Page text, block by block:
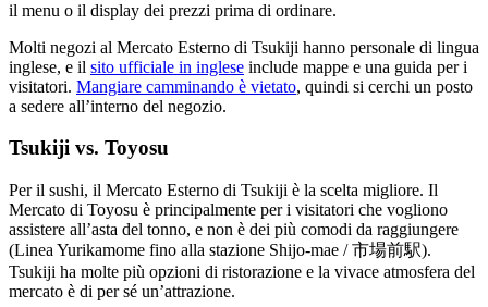
il menu o il display dei prezzi prima di ordinare.
Molti negozi al Mercato Esterno di Tsukiji hanno personale di lingua
inglese, e il sito ufficiale in inglese include mappe e una guida per i
visitatori. Mangiare camminando è vietato, quindi si cerchi un posto
a sedere all’interno del negozio.
Tsukiji vs. Toyosu
Per il sushi, il Mercato Esterno di Tsukiji è la scelta migliore. Il
Mercato di Toyosu è principalmente per i visitatori che vogliono
assistere all’asta del tonno, e non è dei più comodi da raggiungere
(Linea Yurikamome fino alla stazione Shijo-mae / 市場前駅).
Tsukiji ha molte più opzioni di ristorazione e la vivace atmosfera del
mercato è di per sé un’attrazione.